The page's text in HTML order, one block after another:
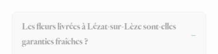
Les fleurs livrées à Lézat-sur-Lèze sont-elles
garanties fraîches ?